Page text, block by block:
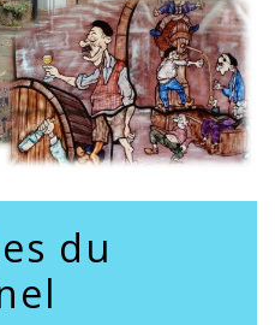
du